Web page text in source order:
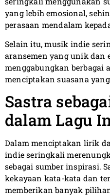
yang lebih emosional,
perasaan mendalam
Selain itu, musik indie
aransemen yang unik dan
menggabungkan berbagai
menciptakan suasana yang
Sastra
dalam Lagu
Dalam menciptakan lirik
indie seringkali
sebagai sumber inspirasi.
kekayaan kata-kata dan
memberikan banyak